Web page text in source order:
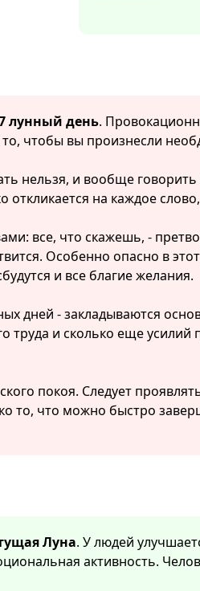
лунный день.
чтобы вы произнесли
нельзя, и вообще
откликается на каждое
все, что скажешь, -
Особенно опасно в
и все благие желания.
дней - закладываются
труда и сколько еще усилий
покоя. Следует
то, что можно быстро
Луна. У людей
активность.